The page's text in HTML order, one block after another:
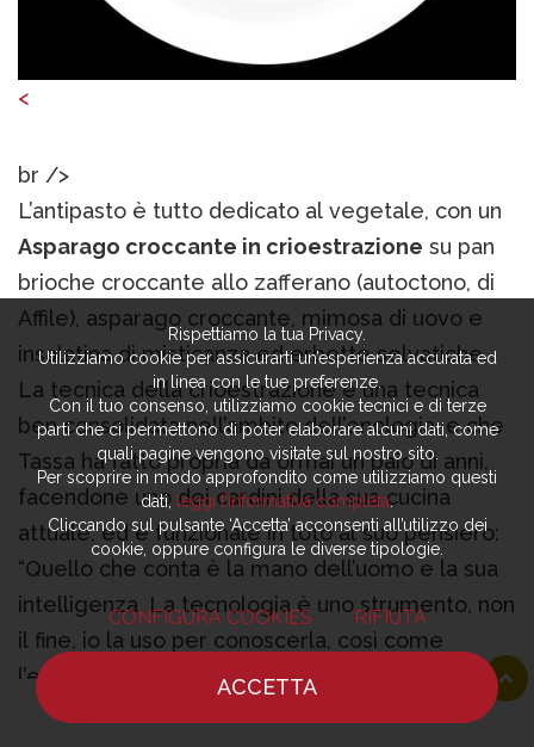
<
br />
L’antipasto è tutto dedicato al vegetale, con un
Asparago croccante in crioestrazione su pan
brioche croccante allo zafferano (autoctono, di
Affile), asparago croccante, mimosa di uovo e
insalatina di misticanza ed erbette selvatiche.
La tecnica della crioestrazione è una tecnica
ben consolidata nell’ambito dell’enologia, e che
Tassa ha fatto propria da ormai un paio di anni,
facendone uno dei cardini della sua cucina
attuale, ed è funzionale in toto al suo pensiero:
“Quello che conta è la mano dell’uomo e la sua
intelligenza. La tecnologia è uno strumento, non
il fine, io la uso per conoscerla, così come
l’estrazione a freddo e il sottovuoto naturale”.
La crioestrazione permette di avere una
Rispettiamo la tua Privacy.
Utilizziamo cookie per assicurarti un’esperienza accurata ed
in linea con le tue preferenze.
Con il tuo consenso, utilizziamo cookie tecnici e di terze
parti che ci permettono di poter elaborare alcuni dati, come
quali pagine vengono visitate sul nostro sito.
Per scoprire in modo approfondito come utilizziamo questi
dati, leggi l’informativa completa.
Cliccando sul pulsante ‘Accetta’ acconsenti all’utilizzo dei
cookie, oppure configura le diverse tipologie.
CONFIGURA COOKIES RIFIUTA
ACCETTA